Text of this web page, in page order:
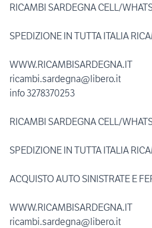
RICAMBI SARDEGNA CELL/
SPEDIZIONE IN TUTTA ITALIA
WWW.RICAMBISARDEGNA.IT
ricambi.sardegna@libero.it
info 3278370253
RICAMBI SARDEGNA CELL/
SPEDIZIONE IN TUTTA ITALIA
ACQUISTO AUTO SINISTRATE E
WWW.RICAMBISARDEGNA.IT
ricambi.sardegna@libero.it